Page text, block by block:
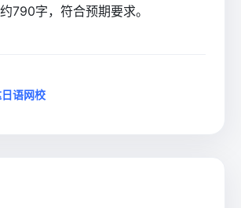
790字，符合预期要求。
语网校